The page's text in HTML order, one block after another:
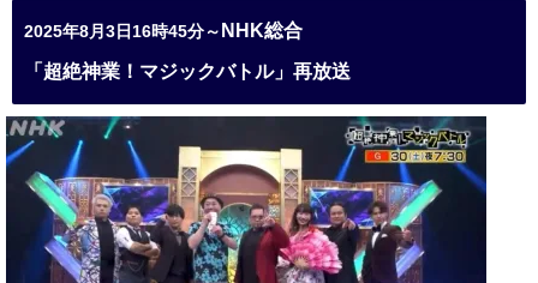
2025年8月3日16時45分～ NHK総合
「超絶神業！マジックバトル」再放送